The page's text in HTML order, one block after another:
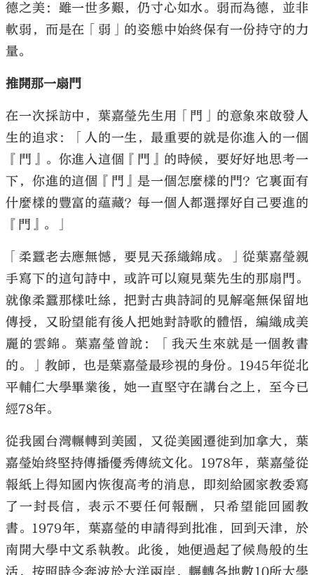
德之美：雖一世多艱，仍寸心如水。弱而為德，並非
軟弱，而是在「弱」的姿態中始終保有一份持守的力
量。
推開那一扇門
在一次採訪中，葉嘉瑩先生用「門」的意象來啟發人
生的追求：「人的一生，最重要的就是你進入的一個
『門』。你進入這個『門』的時候，要好好地思考一
下，你進的這個『門』是一個怎麼樣的門？它裏面有
什麼樣的豐富的蘊藏？每一個人都選擇好自己要進的
『門』。」
「柔蠶老去應無憾，要見天孫織錦成。」從葉嘉瑩親
手寫下的這句詩中，或許可以窺見葉先生的那扇門。
就像柔蠶那樣吐絲，把對古典詩詞的見解毫無保留地
傳授，又盼望能有後人把她對詩歌的體悟，編織成美
麗的雲錦。葉嘉瑩曾說：「我天生來就是一個教書
的。」教師，也是葉嘉瑩最珍視的身份。1945年從北
平輔仁大學畢業後，她一直堅守在講台之上，至今已
經78年。
從我國台灣輾轉到美國，又從美國遷徙到加拿大，葉
嘉瑩始終堅持傳播優秀傳統文化。1978年，葉嘉瑩從
報紙上得知國內恢復高考的消息，即刻給國家教委寫
了一封長信，表示不要任何報酬，只希望能回國教
書。1979年，葉嘉瑩的申請得到批准，回到天津，於
南開大學中文系執教。此後，她便過起了候鳥般的生